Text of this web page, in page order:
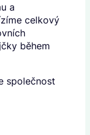
a
celkový
během
společnost